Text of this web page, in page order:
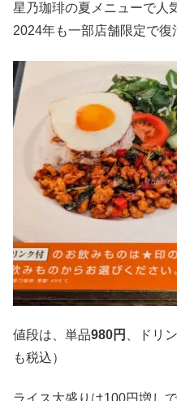
星乃珈琲の夏メニューで人
2024年も一部店舗限定で復
値段は、単品980円 、ドリ
も税込）